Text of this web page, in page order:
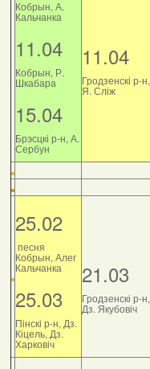
Кобрын, А.
Кальчанка
11.04
Кобрын, Р.
Шкабара
15.04
Брэсцкі р-н, А.
Сербун
11.04
Гродзенскі р-н,
Я. Сліж
25.02
песня
Кобрын, Алег
Кальчанка
25.03
Пінскі р-н, Дз.
Кіцель, Дз.
Харковіч
21.03
Гродзенскі р-н,
Дз. Якубовіч